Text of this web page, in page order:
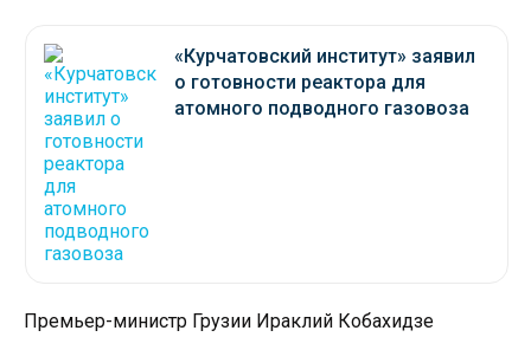
«Курчатовский институт» заявил
о готовности реактора для
атомного подводного газовоза
Премьер-министр Грузии Ираклий Кобахидзе